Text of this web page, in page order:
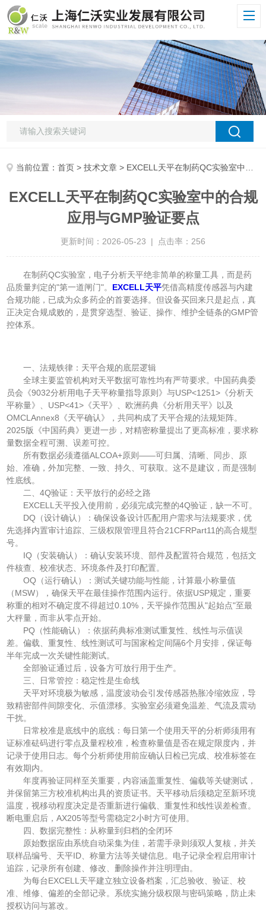
当前位置：首页 >技术文章 > EXCELL天平在制药QC实验室中的合规应用与GMP验证要点
EXCELL天平在制药QC实验室中的合规
应用与GMP验证要点
更新时间：2026-05-23 | 点击率：256
在制药QC实验室，电子分析天平绝非简单的称量工具，而是药
品质量判定的"第一道闸门"。 EXCELL天平凭借高精度传感器与内建
合规功能，已成为众多药企的首要选择。但设备买回来只是起点，真
正决定合规成败的，是贯穿选型、验证、操作、维护全链条的GMP管
控体系。
一、法规铁律：天平合规的底层逻辑
全球主要监管机构对天平数据可靠性均有严苛要求。中国药典委
员会《9032分析用电子天平称量指导原则》与USP<1251>《分析天
平称量》、USP<41>《天平》、欧洲药典《分析用天平》以及
OMCLAnnex8《天平确认》，共同构成了天平合规的法规矩阵。
2025版《中国药典》更进一步，对精密称量提出了更高标准，要求称
量数据全程可溯、误差可控。
所有数据必须遵循ALCOA+原则——可归属、清晰、同步、原
始、准确，外加完整、一致、持久、可获取。这不是建议，而是强制
性底线。
二、4Q验证：天平放行的必经之路
EXCELL天平投入使用前，必须完成完整的4Q验证，缺一不可。
DQ（设计确认）：确保设备设计匹配用户需求与法规要求，优
先选择内置审计追踪、三级权限管理且符合21CFRPart11的高合规型
号。
IQ（安装确认）：确认安装环境、部件及配置符合规范，包括文
件核查、校准状态、环境条件及打印配置。
OQ（运行确认）：测试关键功能与性能，计算最小称量值
（MSW），确保天平在最佳操作范围内运行。依据USP规定，重要
称重的相对不确定度不得超过0.10%，天平操作范围从"起始点"至最
大秤量，而非从零点开始。
PQ（性能确认）：依据药典标准测试重复性、线性与示值误
差。偏载、重复性、线性测试可与国家检定间隔6个月安排，保证每
半年完成一次关键性能测试。
全部验证通过后，设备方可放行用于生产。
三、日常管控：稳定性是生命线
天平对环境极为敏感，温度波动会引发传感器热胀冷缩效应，导
致精密部件间隙变化、示值漂移。实验室必须避免温差、气流及震动
干扰。
日常校准是底线中的底线：每日第一个使用天平的分析师须用有
证标准砝码进行零点及量程校准，检查称量值是否在规定限度内，并
记录于使用日志。每个分析师使用前应确认日检已完成、校准标签在
有效期内。
年度再验证同样至关重要，内容涵盖重复性、偏载等关键测试，
并保留第三方校准机构出具的资质证书。天平移动后须稳定至新环境
温度，视移动程度决定是否重新进行偏载、重复性和线性误差检查。
断电重启后，AX205等型号需稳定2小时方可使用。
四、数据完整性：从称量到归档的全闭环
原始数据应由系统自动采集为佳，若需手录则须双人复核，并关
联样品编号、天平ID、称量方法等关键信息。电子记录全程启用审计
追踪，记录所有创建、修改、删除操作并注明理由。
为每台EXCELL天平建立独立设备档案，汇总验收、验证、校
准、维修、偏差的全部记录。系统实施分级权限与密码策略，防止未
授权访问与篡改。